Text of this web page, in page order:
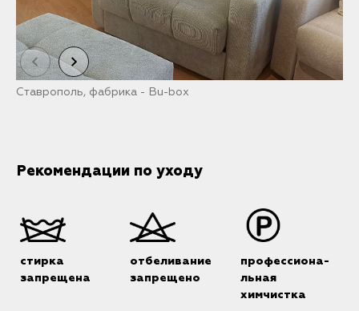
Ставрополь, фабрика - Bu-box
Рекомендации по уходу
стирка
запрещена
отбеливание
запрещено
профессиона-
льная
химчистка